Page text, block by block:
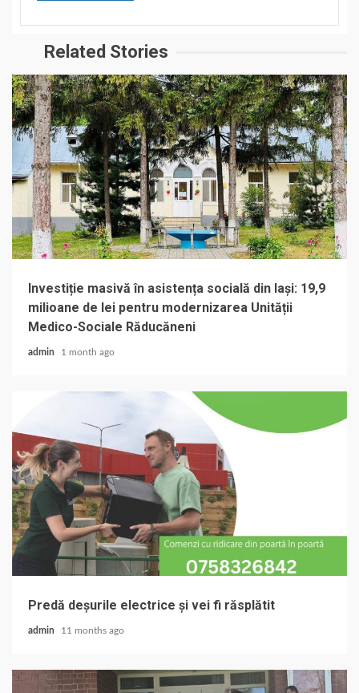
Related Stories
Investiție masivă în asistența socială din Iași: 19,9
milioane de lei pentru modernizarea Unității
Medico-Sociale Răducăneni
admin 1 month ago
Predă deșurile electrice și vei fi răsplătit
admin 11 months ago